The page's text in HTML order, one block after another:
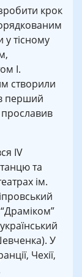
крок
тісному
І.
створили
перший
ІV
та
ім.
У
Чехії,